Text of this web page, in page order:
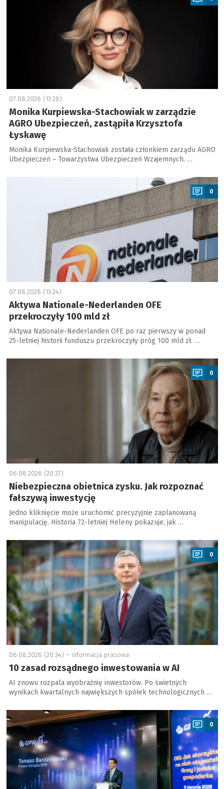
07.08.2026 (13:28)
Monika Kurpiewska-Stachowiak w zarządzie
AGRO Ubezpieczeń, zastąpiła Krzysztofa
Łyskawę
Monika Kurpiewska-Stachowiak została członkiem zarządu AGRO
Ubezpieczeń – Towarzystwa Ubezpieczeń Wzajemnych. …
0
07.08.2026 (13:24)
Aktywa Nationale-Nederlanden OFE
przekroczyły 100 mld zł
Aktywa Nationale-Nederlanden OFE po raz pierwszy w ponad
25-letniej historii funduszu przekroczyły próg 100 mld zł. …
a
0
06.08.2026 (20:37)
Niebezpieczna obietnica zysku. Jak rozpoznać
fałszywą inwestycję
Jedno kliknięcie może uruchomić precyzyjnie zaplanowaną
manipulację. Historia 72-letniej Heleny pokazuje, jak …
a
0
06.08.2026 (20:34) – informacja prasowa
10 zasad rozsądnego inwestowania w AI
AI znowu rozpala wyobraźnię inwestorów. Po świetnych
wynikach kwartalnych największych spółek technologicznych …
a
0